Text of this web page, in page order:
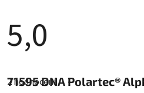
5,0
produktu
2 hodnocení
71595DNA Polartec®